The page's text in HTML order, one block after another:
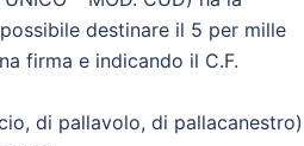
destinare il 5 per mille
firma e indicando il C.F.
di pallavolo, di